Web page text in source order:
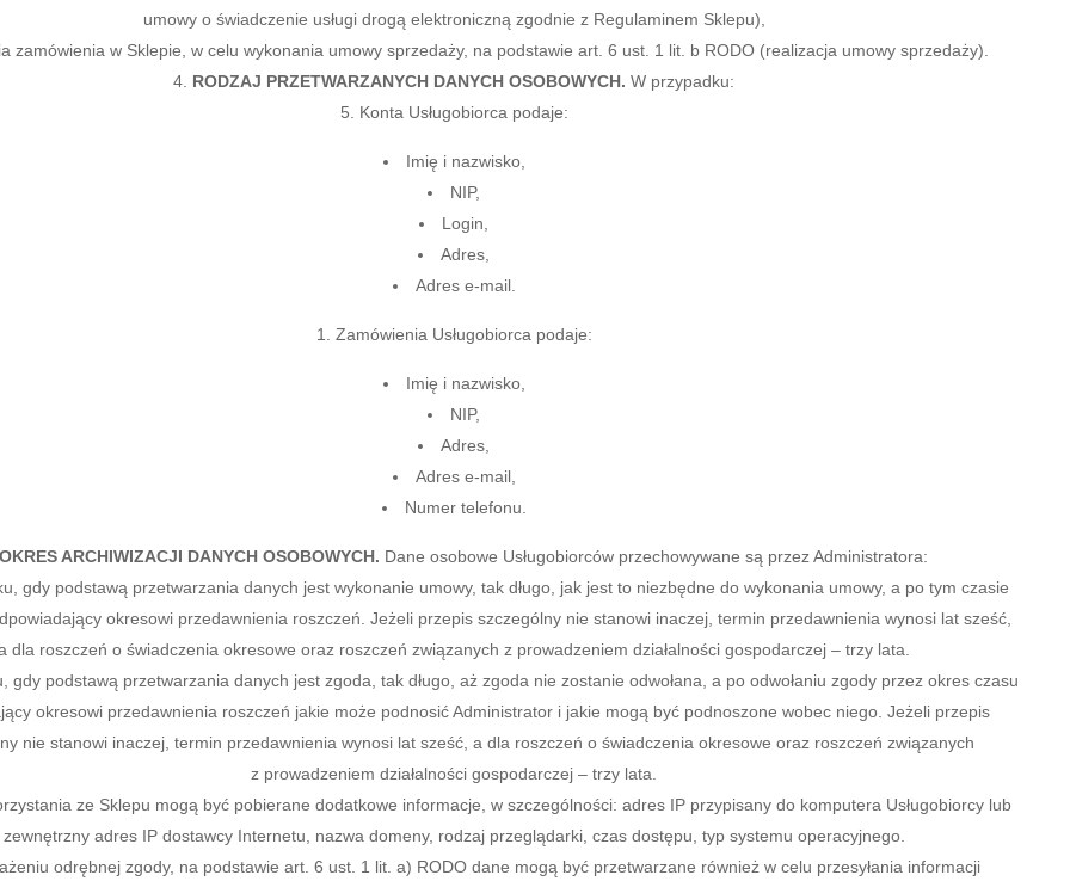
umowy o świadczenie usługi drogą elektroniczną zgodnie z Regulaminem Sklepu),
zamówienia w Sklepie, w celu wykonania umowy sprzedaży, na podstawie art. 6 ust. 1 lit. b RODO (realizacja umowy sprzedaży).
RODZAJ PRZETWARZANYCH DANYCH OSOBOWYCH. W przypadku:
Konta Usługobiorca podaje:
Imię i nazwisko,
NIP,
Login,
Adres,
Adres e-mail.
Zamówienia Usługobiorca podaje:
Imię i nazwisko,
NIP,
Adres,
Adres e-mail,
Numer telefonu.
OKRES ARCHIWIZACJI DANYCH OSOBOWYCH. Dane osobowe Usługobiorców przechowywane są przez Administratora:
gdy podstawą przetwarzania danych jest wykonanie umowy, tak długo, jak jest to niezbędne do wykonania umowy, a po tym czasie
okresowi przedawnienia roszczeń. Jeżeli przepis szczególny nie stanowi inaczej, termin przedawnienia wynosi lat sześć,
dla roszczeń o świadczenia okresowe oraz roszczeń związanych z prowadzeniem działalności gospodarczej – trzy lata.
gdy podstawą przetwarzania danych jest zgoda, tak długo, aż zgoda nie zostanie odwołana, a po odwołaniu zgody przez okres czasu
okresowi przedawnienia roszczeń jakie może podnosić Administrator i jakie mogą być podnoszone wobec niego. Jeżeli przepis
nie stanowi inaczej, termin przedawnienia wynosi lat sześć, a dla roszczeń o świadczenia okresowe oraz roszczeń związanych
z prowadzeniem działalności gospodarczej – trzy lata.
ze Sklepu mogą być pobierane dodatkowe informacje, w szczególności: adres IP przypisany do komputera Usługobiorcy lub
zewnętrzny adres IP dostawcy Internetu, nazwa domeny, rodzaj przeglądarki, czas dostępu, typ systemu operacyjnego.
odrębnej zgody, na podstawie art. 6 ust. 1 lit. a) RODO dane mogą być przetwarzane również w celu przesyłania informacji